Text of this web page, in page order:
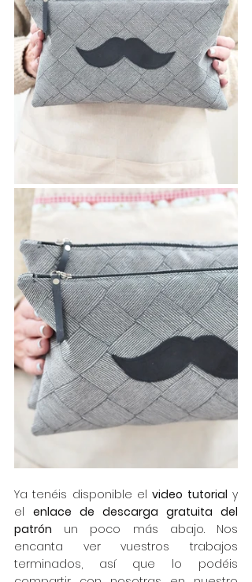
Ya tenéis disponible el video tutorial y
el enlace de descarga gratuita del
patrón un poco más abajo. Nos
encanta ver vuestros trabajos
terminados, así que lo podéis